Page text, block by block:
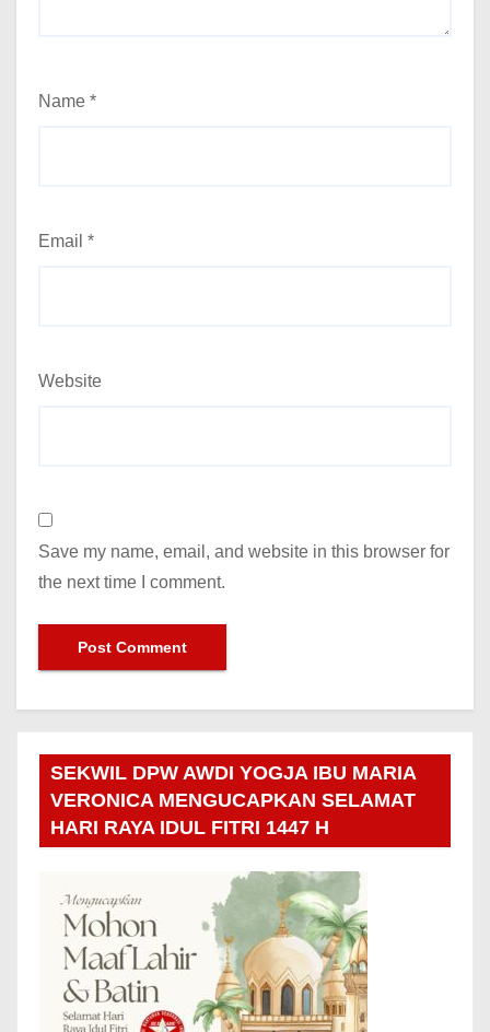
Name *
Email *
Website
Save my name, email, and website in this browser for
the next time I comment.
SEKWIL DPW AWDI YOGJA IBU MARIA
VERONICA MENGUCAPKAN SELAMAT
HARI RAYA IDUL FITRI 1447 H